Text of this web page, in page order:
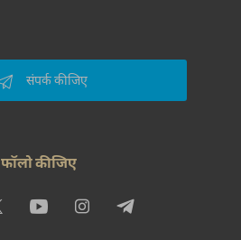
संपर्क कीजिए
फॉलो कीजिए